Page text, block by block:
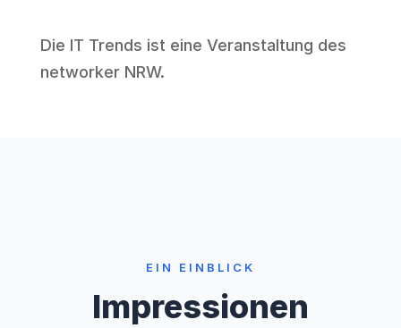
Die IT Trends ist eine Veranstaltung des
networker NRW.
EIN EINBLICK
Impressionen